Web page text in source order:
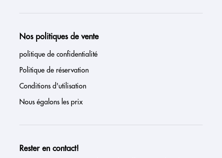
Nos politiques de vente
politique de confidentialité
Politique de réservation
Conditions d'utilisation
Nous égalons les prix
Rester en contact!